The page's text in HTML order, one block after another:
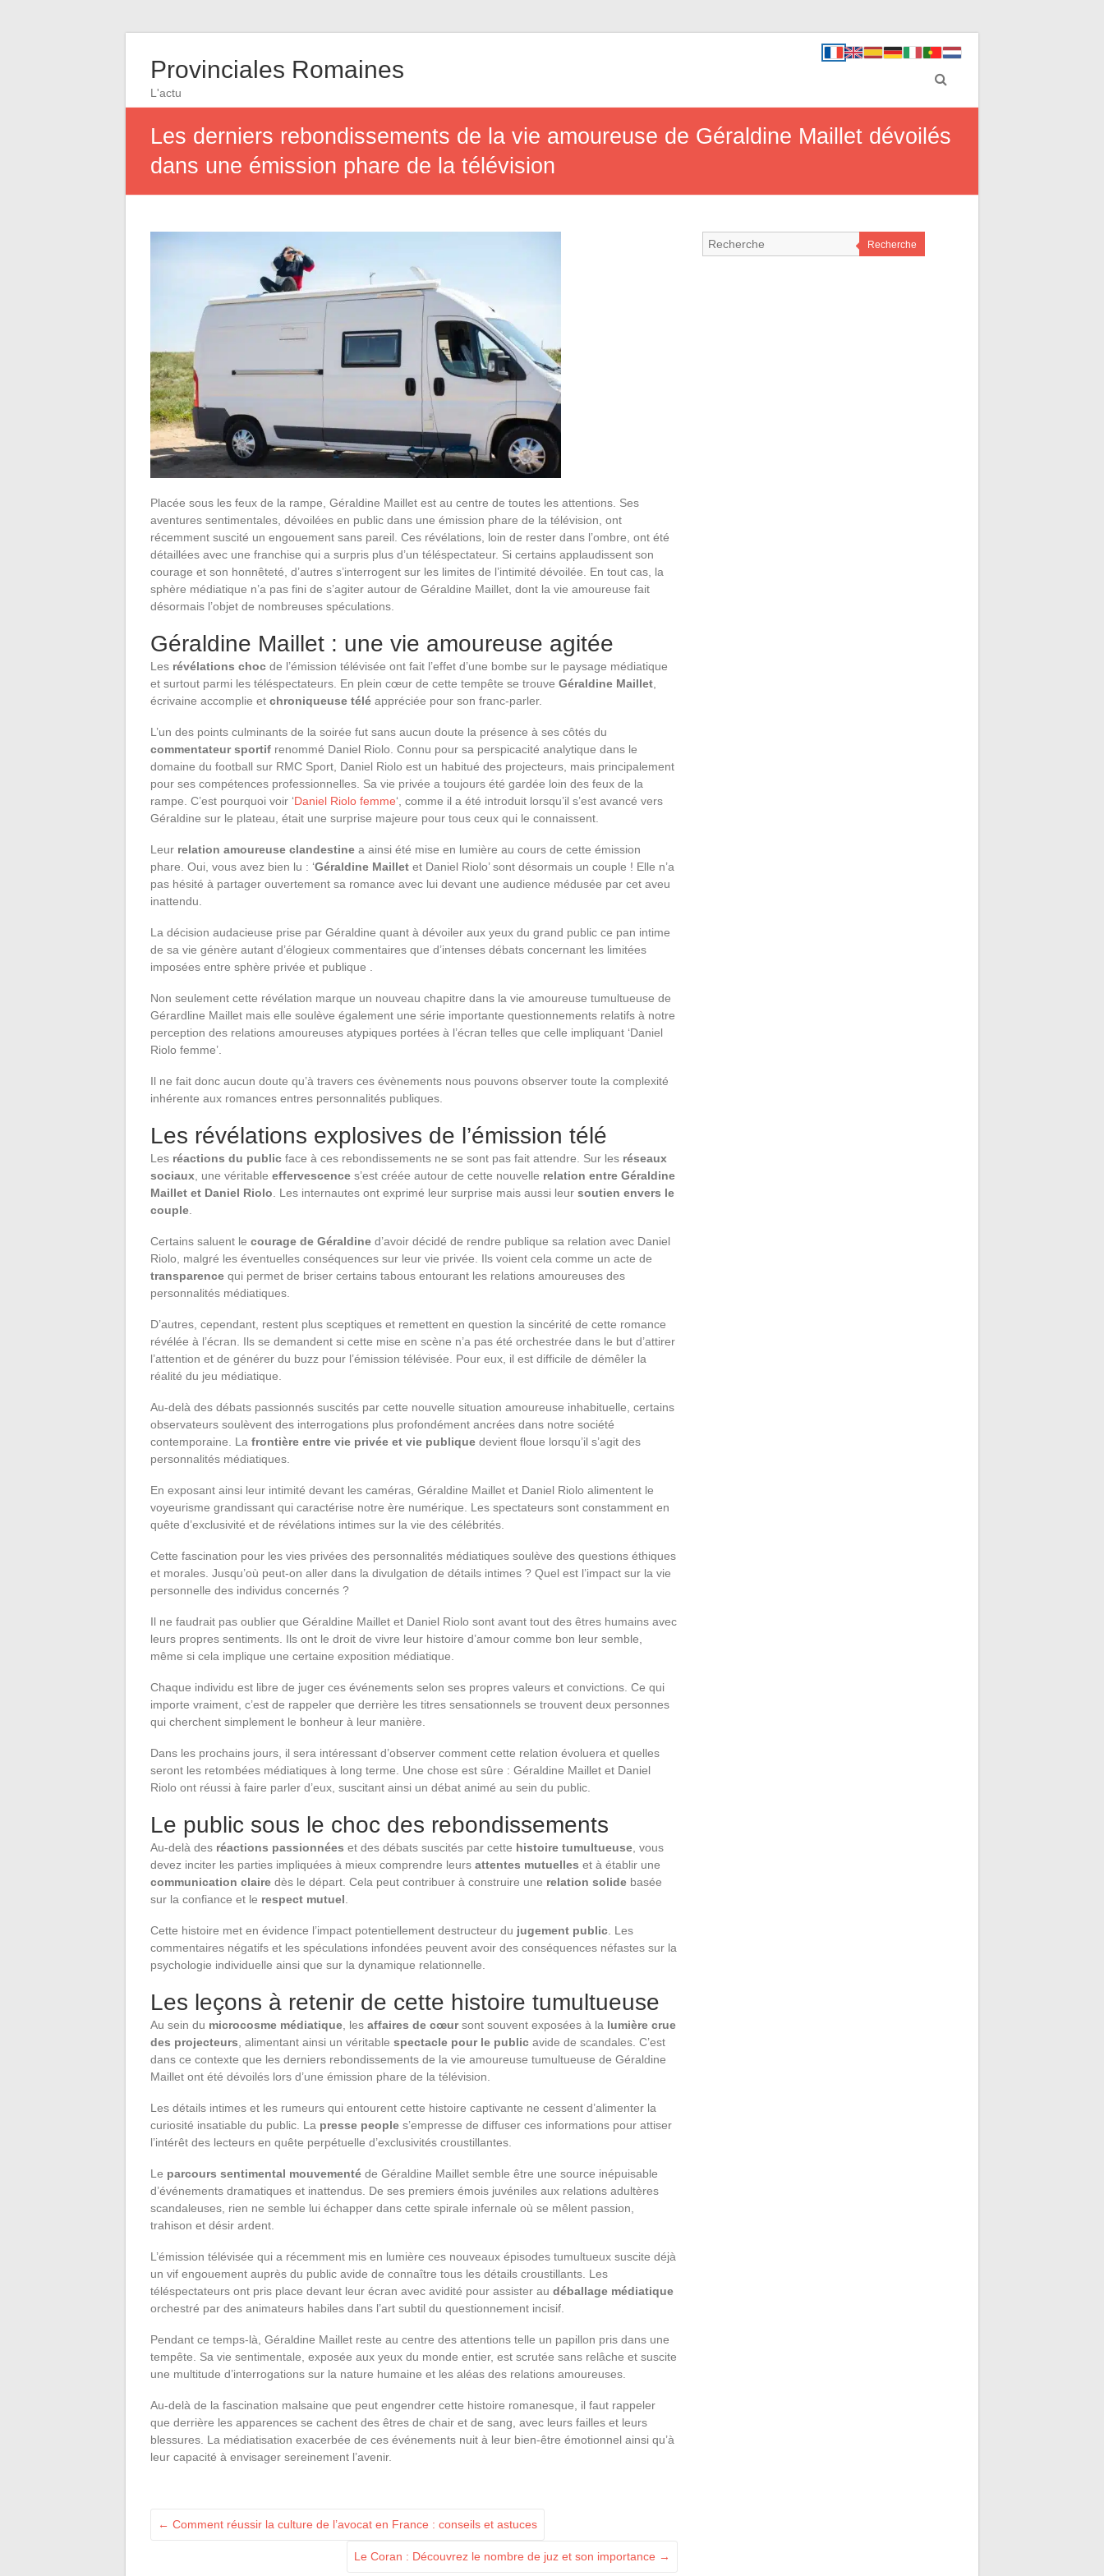
Provinciales Romaines
L'actu
Les derniers rebondissements de la vie amoureuse de Géraldine Maillet dévoilés
dans une émission phare de la télévision
Placée sous les feux de la rampe, Géraldine Maillet est au centre de toutes les attentions. Ses
aventures sentimentales, dévoilées en public dans une émission phare de la télévision, ont
récemment suscité un engouement sans pareil. Ces révélations, loin de rester dans l’ombre, ont été
détaillées avec une franchise qui a surpris plus d’un téléspectateur. Si certains applaudissent son
courage et son honnêteté, d’autres s’interrogent sur les limites de l’intimité dévoilée. En tout cas, la
sphère médiatique n’a pas fini de s’agiter autour de Géraldine Maillet, dont la vie amoureuse fait
désormais l’objet de nombreuses spéculations.
Géraldine Maillet : une vie amoureuse agitée
Les révélations choc de l’émission télévisée ont fait l’effet d’une bombe sur le paysage médiatique
et surtout parmi les téléspectateurs. En plein cœur de cette tempête se trouve Géraldine Maillet
écrivaine accomplie et chroniqueuse télé appréciée pour son franc-parler.
L’un des points culminants de la soirée fut sans aucun doute la présence à ses côtés du
commentateur sportif renommé Daniel Riolo. Connu pour sa perspicacité analytique dans le
domaine du football sur RMC Sport, Daniel Riolo est un habitué des projecteurs, mais principalement
pour ses compétences professionnelles. Sa vie privée a toujours été gardée loin des feux de la
rampe. C’est pourquoi voir ‘Daniel Riolo femme‘, comme il a été introduit lorsqu’il s’est avancé vers
Géraldine sur le plateau, était une surprise majeure pour tous ceux qui le connaissent.
Leur relation amoureuse clandestine a ainsi été mise en lumière au cours de cette émission
phare. Oui, vous avez bien lu : ‘Géraldine Maillet et Daniel Riolo’ sont désormais un couple ! Elle n’a
pas hésité à partager ouvertement sa romance avec lui devant une audience médusée par cet aveu
inattendu.
La décision audacieuse prise par Géraldine quant à dévoiler aux yeux du grand public ce pan intime
de sa vie génère autant d’élogieux commentaires que d’intenses débats concernant les limitées
imposées entre sphère privée et publique .
Non seulement cette révélation marque un nouveau chapitre dans la vie amoureuse tumultueuse de
Gérardline Maillet mais elle soulève également une série importante questionnements relatifs à notre
perception des relations amoureuses atypiques portées à l’écran telles que celle impliquant ‘Daniel
Riolo femme’.
Il ne fait donc aucun doute qu’à travers ces évènements nous pouvons observer toute la complexité
inhérente aux romances entres personnalités publiques.
Les révélations explosives de l’émission télé
Les réactions du public face à ces rebondissements ne se sont pas fait attendre. Sur les réseaux
sociaux , une véritable effervescence s’est créée autour de cette nouvelle relation entre Géraldine
Maillet et Daniel Riolo . Les internautes ont exprimé leur surprise mais aussi leur soutien envers le
couple
Certains saluent le courage de Géraldine d’avoir décidé de rendre publique sa relation avec Daniel
Riolo, malgré les éventuelles conséquences sur leur vie privée. Ils voient cela comme un acte de
transparence qui permet de briser certains tabous entourant les relations amoureuses des
personnalités médiatiques.
D’autres, cependant, restent plus sceptiques et remettent en question la sincérité de cette romance
révélée à l’écran. Ils se demandent si cette mise en scène n’a pas été orchestrée dans le but d’attirer
l’attention et de générer du buzz pour l’émission télévisée. Pour eux, il est difficile de démêler la
réalité du jeu médiatique.
Au-delà des débats passionnés suscités par cette nouvelle situation amoureuse inhabituelle, certains
observateurs soulèvent des interrogations plus profondément ancrées dans notre société
contemporaine. La frontière entre vie privée et vie publique devient floue lorsqu’il s’agit des
personnalités médiatiques.
En exposant ainsi leur intimité devant les caméras, Géraldine Maillet et Daniel Riolo alimentent le
voyeurisme grandissant qui caractérise notre ère numérique. Les spectateurs sont constamment en
quête d’exclusivité et de révélations intimes sur la vie des célébrités.
Cette fascination pour les vies privées des personnalités médiatiques soulève des questions éthiques
et morales. Jusqu’où peut-on aller dans la divulgation de détails intimes ? Quel est l’impact sur la vie
personnelle des individus concernés ?
Il ne faudrait pas oublier que Géraldine Maillet et Daniel Riolo sont avant tout des êtres humains avec
leurs propres sentiments. Ils ont le droit de vivre leur histoire d’amour comme bon leur semble,
même si cela implique une certaine exposition médiatique.
Chaque individu est libre de juger ces événements selon ses propres valeurs et convictions. Ce qui
importe vraiment, c’est de rappeler que derrière les titres sensationnels se trouvent deux personnes
qui cherchent simplement le bonheur à leur manière.
Dans les prochains jours, il sera intéressant d’observer comment cette relation évoluera et quelles
seront les retombées médiatiques à long terme. Une chose est sûre : Géraldine Maillet et Daniel
Riolo ont réussi à faire parler d’eux, suscitant ainsi un débat animé au sein du public.
Le public sous le choc des rebondissements
Au-delà des réactions passionnées et des débats suscités par cette histoire tumultueuse , vous
devez inciter les parties impliquées à mieux comprendre leurs attentes mutuelles et à établir une
communication claire dès le départ. Cela peut contribuer à construire une relation solide basée
sur la confiance et le respect mutuel
Cette histoire met en évidence l’impact potentiellement destructeur du jugement public . Les
commentaires négatifs et les spéculations infondées peuvent avoir des conséquences néfastes sur la
psychologie individuelle ainsi que sur la dynamique relationnelle.
Les leçons à retenir de cette histoire tumultueuse
Au sein du microcosme médiatique , les affaires de cœursont souvent exposées à la lumière crue
des projecteurs , alimentant ainsi un véritable spectacle pour le public avide de scandales. C’est
dans ce contexte que les derniers rebondissements de la vie amoureuse tumultueuse de Géraldine
Maillet ont été dévoilés lors d’une émission phare de la télévision.
Les détails intimes et les rumeurs qui entourent cette histoire captivante ne cessent d’alimenter la
curiosité insatiable du public. La presse people s’empresse de diffuser ces informations pour attiser
l’intérêt des lecteurs en quête perpétuelle d’exclusivités croustillantes.
Le parcours sentimental mouvementé de Géraldine Maillet semble être une source inépuisable
d’événements dramatiques et inattendus. De ses premiers émois juvéniles aux relations adultères
scandaleuses, rien ne semble lui échapper dans cette spirale infernale où se mêlent passion,
trahison et désir ardent.
L’émission télévisée qui a récemment mis en lumière ces nouveaux épisodes tumultueux suscite déjà
un vif engouement auprès du public avide de connaître tous les détails croustillants. Les
téléspectateurs ont pris place devant leur écran avec avidité pour assister au déballage médiatique
orchestré par des animateurs habiles dans l’art subtil du questionnement incisif.
Pendant ce temps-là, Géraldine Maillet reste au centre des attentions telle un papillon pris dans une
tempête. Sa vie sentimentale, exposée aux yeux du monde entier, est scrutée sans relâche et suscite
une multitude d’interrogations sur la nature humaine et les aléas des relations amoureuses.
Au-delà de la fascination malsaine que peut engendrer cette histoire romanesque, il faut rappeler
que derrière les apparences se cachent des êtres de chair et de sang, avec leurs failles et leurs
blessures. La médiatisation exacerbée de ces événements nuit à leur bien-être émotionnel ainsi qu’à
leur capacité à envisager sereinement l’avenir.
← Comment réussir la culture de l’avocat en France : conseils et astuces
Le Coran : Découvrez le nombre de juz et son importance →
Recherche